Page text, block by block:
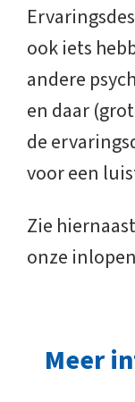
ook iets
andere
en daar
de
voor een
Zie
onze
Meer